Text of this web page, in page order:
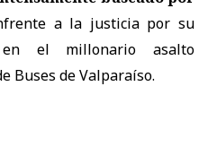
a la justicia por su
en el millonario asalto
Buses de Valparaíso.